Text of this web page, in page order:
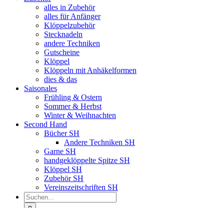
alles in Zubehör
alles für Anfänger
Klöppelzubehör
Stecknadeln
andere Techniken
Gutscheine
Klöppel
Klöppeln mit Anhäkelformen
dies & das
Saisonales
Frühling & Ostern
Sommer & Herbst
Winter & Weihnachten
Second Hand
Bücher SH
Andere Techniken SH
Garne SH
handgeklöppelte Spitze SH
Klöppel SH
Zubehör SH
Vereinszeitschriften SH
Suche
nach: